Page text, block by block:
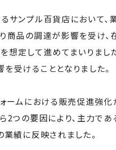
サンプル百貨店において、
商品の調達が影響を受け
想定して進めてまいりま
受けることとなりました。
ームにおける販売促進強
2つの要因により、主力で
業績に反映されました。